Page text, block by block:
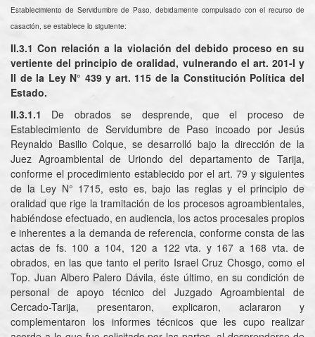
Establecimiento de Servidumbre de Paso, debidamente compulsado con el recurso de
casación, se establece lo siguiente:
II.3.1 Con relación a la violación del debido proceso en su
vertiente del principio de oralidad, vulnerando el art. 201-I y
II de la Ley N° 439 y art. 115 de la Constitución Política del
Estado.
II.3.1.1 De obrados se desprende, que el proceso de
Establecimiento de Servidumbre de Paso incoado por Jesús
Reynaldo Basilio Colque, se desarrolló bajo la dirección de la
Juez Agroambiental de Uriondo del departamento de Tarija,
conforme el procedimiento establecido por el art. 79 y siguientes
de la Ley N° 1715, esto es, bajo las reglas y el principio de
oralidad que rige la tramitación de los procesos agroambientales,
habiéndose efectuado, en audiencia, los actos procesales propios
e inherentes a la demanda de referencia, conforme consta de las
actas de fs. 100 a 104, 120 a 122 vta. y 167 a 168 vta. de
obrados, en las que tanto el perito Israel Cruz Chosgo, como el
Top. Juan Albero Palero Dávila, éste último, en su condición de
personal de apoyo técnico del Juzgado Agroambiental de
Cercado-Tarija, presentaron, explicaron, aclararon y
complementaron los informes técnicos que les cupo realizar